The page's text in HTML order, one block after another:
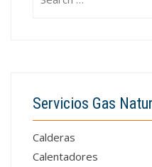
for:
Servicios Gas
Calderas
Calentadores